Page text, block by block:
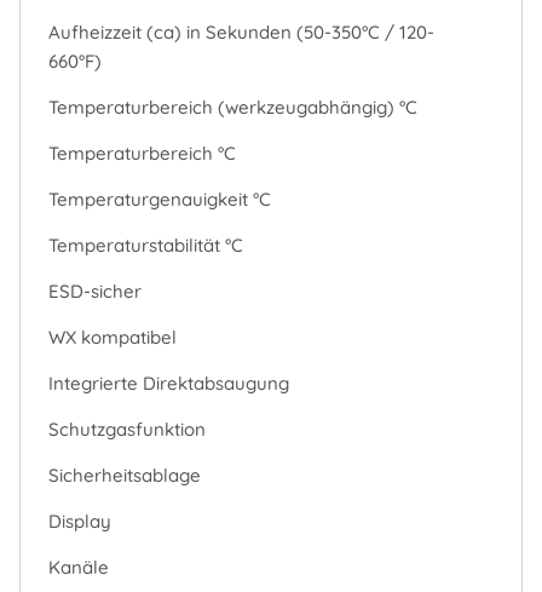
Aufheizzeit (ca) in Sekunden (50-350°C / 120-
660°F)
Temperaturbereich (werkzeugabhängig) °C
Temperaturbereich °C
Temperaturgenauigkeit °C
Temperaturstabilität °C
ESD-sicher
WX kompatibel
Integrierte Direktabsaugung
Schutzgasfunktion
Sicherheitsablage
Display
Kanäle